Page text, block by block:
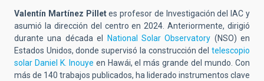
Valentín Martínez Pilletes profesor de Investigación del IAC y
asumió la dirección del centro en 2024. Anteriormente, dirigió
durante una década el
National Solar Observatory (NSO) en
Estados Unidos, donde supervisó la construcción del telescopio
solar Daniel K. Inouye en Hawái, el más grande del mundo. Con
más de 140 trabajos publicados, ha liderado instrumentos clave